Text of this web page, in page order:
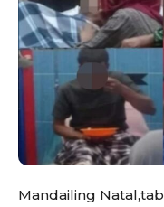
Mandailing